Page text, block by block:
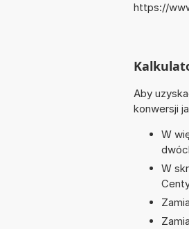
https://
Aby
konwersji
W
W